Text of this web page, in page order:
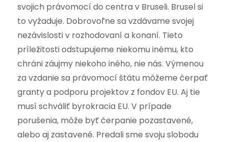
svojich právomocí do centra v Bruseli. Brusel si
to vyžaduje. Dobrovoľne sa vzdávame svojej
nezávislosti v rozhodovaní a konaní. Tieto
príležitosti odstupujeme niekomu inému, kto
chráni záujmy niekoho iného, nie nás. Výmenou
za vzdanie sa právomocí štátu môžeme čerpať
granty a podporu projektov z fondov EU. Aj tie
musí schváliť byrokracia EU. V prípade
porušenia, môže byť čerpanie pozastavené,
alebo aj zastavené. Predali sme svoju slobodu